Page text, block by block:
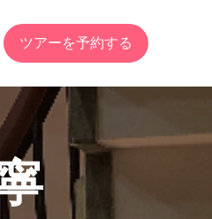
ツアーを予約する